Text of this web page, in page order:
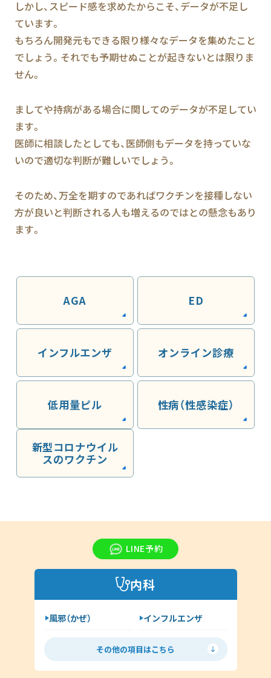
しかし、スピード感を求めたからこそ、データが不足し
ています。
もちろん開発元もできる限り様々なデータを集めたこと
でしょう。それでも予期せぬことが起きないとは限りま
せん。
ましてや持病がある場合に関してのデータが不足してい
ます。
医師に相談したとしても、医師側もデータを持っていな
いので適切な判断が難しいでしょう。
そのため、万全を期すのであればワクチンを接種しない
方が良いと判断される人も増えるのではとの懸念もあり
ます。
AGA ED
インフルエンザ オンライン診療
低用量ピル 性病（性感染症）
新型コロナウイル
スのワクチン
LINE予約
内科
風邪（かぜ）
インフルエンザ
胃腸炎
花粉症
喘息
高血圧
その他の項目はこちら